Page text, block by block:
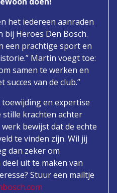
het iedereen aanraden
Heroes Den Bosch.
een prachtige sport en
Martin voegt toe:
samen te werken en
succes van de club.”
en expertise
krachten achter
bewijst dat de echte
te vinden zijn. Wil jij
dan zeker om
uit te maken van
Stuur een mailtje